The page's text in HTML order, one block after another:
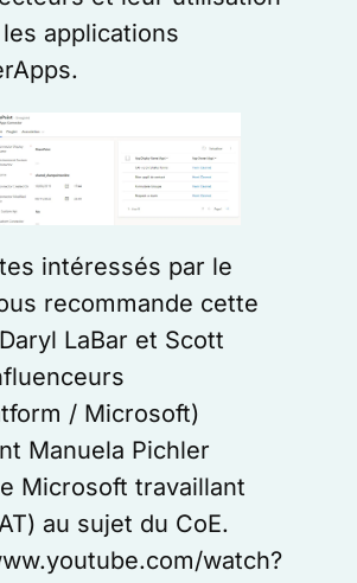
applications
intéressés par le
recommande cette
LaBar et Scott
/ Microsoft)
Manuela Pichler
Microsoft travaillant
au sujet du CoE.
watch?